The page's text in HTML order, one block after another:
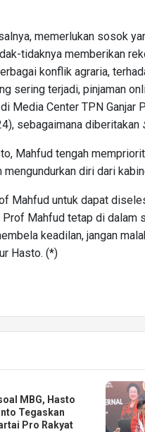
memerlukan sosok
tidaknya memberikan
konflik agraria,
sering terjadi, pinjaman
Media Center TPN Ganjar
sebagaimana diberitakan
Mahfud tengah
diri dari
Mahfud untuk dapat
Prof Mahfud tetap di dalam
keadilan, jangan
Hasto. (*)
MBG, Hasto
Tegaskan
Pro Rakyat